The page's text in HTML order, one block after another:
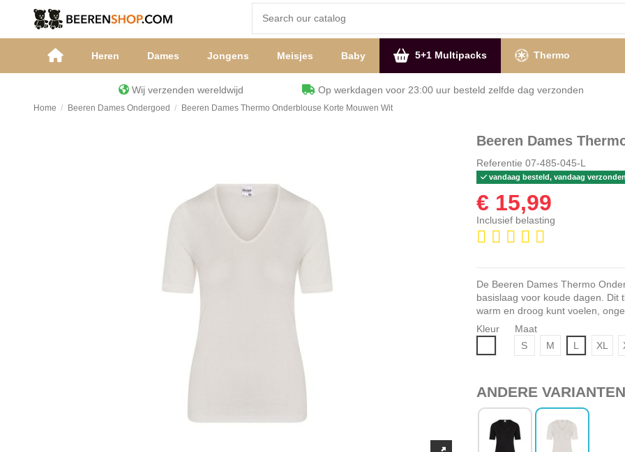
Heren Dames Jongens Meisjes Baby 5+1 Multipacks Thermo
Wij verzenden wereldwijd Op werkdagen voor 23:00 uur besteld zelfde dag
Home Beeren Dames Ondergoed Beeren Dames Thermo Onderblouse Korte Mouwen Wit
Beeren Dames
Referentie 07-485-045-L
vandaag besteld, vandaag verzonden
€ 15,99
Inclusief belasting
De Beeren Dames Thermo
basislaag voor koude dagen. Dit
warm en droog kunt voelen,
Kleur
Maat
S
M L XL
ANDERE VARIANTEN